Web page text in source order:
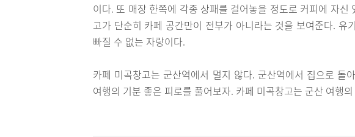
이다. 또 매장 한쪽에 각종 상패를 걸어놓을 정도로 커피에 자
고가 단순히 카페 공간만이 전부가 아니라는 것을 보여준다. 유
빠질 수 없는 자랑이다.
카페 미곡창고는 군산역에서 멀지 않다. 군산역에서 집으로 돌
여행의 기분 좋은 피로를 풀어보자. 카페 미곡창고는 군산 여행